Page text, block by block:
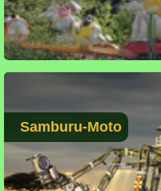
Samburu-Moto